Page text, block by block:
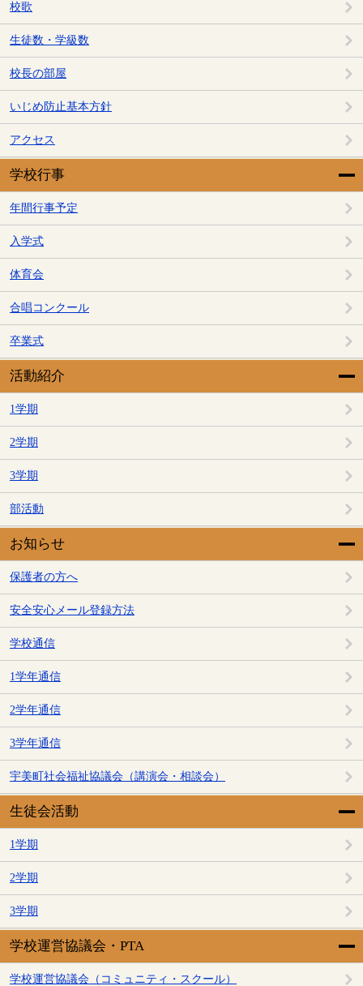
校歌
生徒数・学級数
校長の部屋
いじめ防止基本方針
アクセス
学校行事
年間行事予定
入学式
体育会
合唱コンクール
卒業式
活動紹介
1学期
2学期
3学期
部活動
お知らせ
保護者の方へ
安全安心メール登録方法
学校通信
1学年通信
2学年通信
3学年通信
宇美町社会福祉協議会（講演会・相談会）
生徒会活動
1学期
2学期
3学期
学校運営協議会・PTA
学校運営協議会（コミュニティ・スクール）